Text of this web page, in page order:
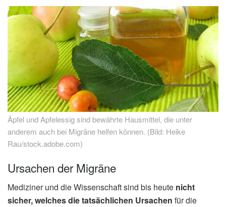
Äpfel und Apfelessig sind bewährte Hausmittel, die unter
anderem auch bei Migräne helfen können. (Bild: Heike
Rau/stock.adobe.com)
Ursachen der Migräne
Mediziner und die Wissenschaft sind bis heute nicht
sicher, welches die tatsächlichen Ursachen für die